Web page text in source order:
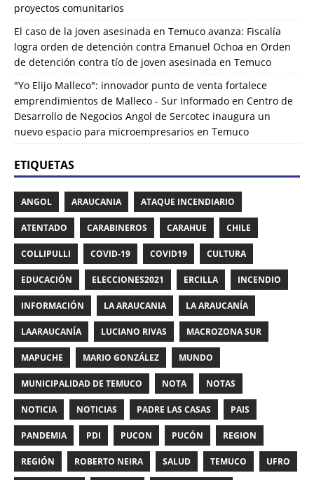
proyectos comunitarios
El caso de la joven asesinada en Temuco avanza: Fiscalía
logra orden de detención contra Emanuel Ochoa en Orden
de detención contra tío de joven asesinada en Temuco
"Yo Elijo Malleco": innovador punto de venta fortalece
emprendimientos de Malleco - Sur Informado en Centro de
Desarrollo de Negocios Angol de Sercotec inaugura un
nuevo espacio para microempresarios en Temuco
ETIQUETAS
ANGOL ARAUCANIA ATAQUE INCENDIARIO
ATENTADO CARABINEROS CARAHUE CHILE
COLLIPULLI COVID-19 COVID19 CULTURA
EDUCACIÓN ELECCIONES2021 ERCILLA INCENDIO
INFORMACIÓN LA ARAUCANIA LA ARAUCANÍA
LAARAUCANÍA LUCIANO RIVAS MACROZONA SUR
MAPUCHE MARIO GONZÁLEZ MUNDO
MUNICIPALIDAD DE TEMUCO NOTA NOTAS
NOTICIA NOTICIAS PADRE LAS CASAS PAIS
PANDEMIA PDI PUCON PUCÓN REGION
REGIÓN ROBERTO NEIRA SALUD TEMUCO UFRO